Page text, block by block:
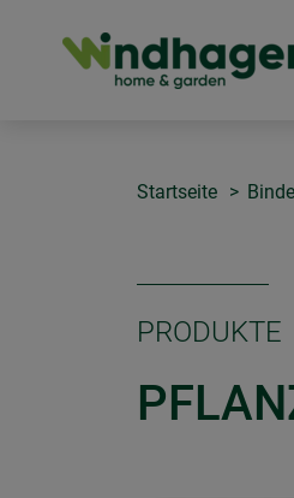
Startseite
PRODUKTE